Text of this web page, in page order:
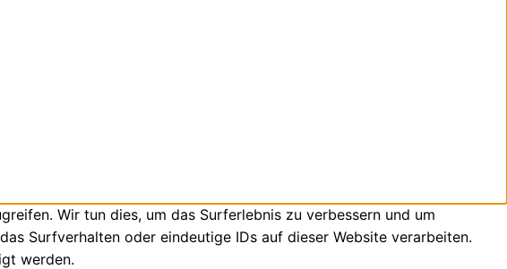
Wir tun dies, um das Surferlebnis zu verbessern und um
Surfverhalten oder eindeutige IDs auf dieser Website verarbeiten.
werden.